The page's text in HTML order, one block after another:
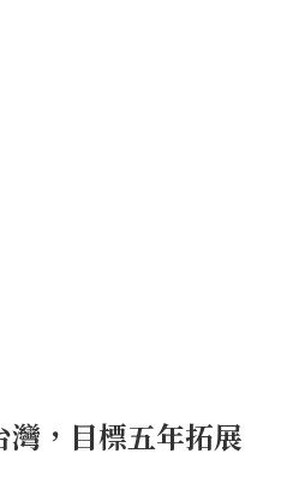
，目標五年拓展